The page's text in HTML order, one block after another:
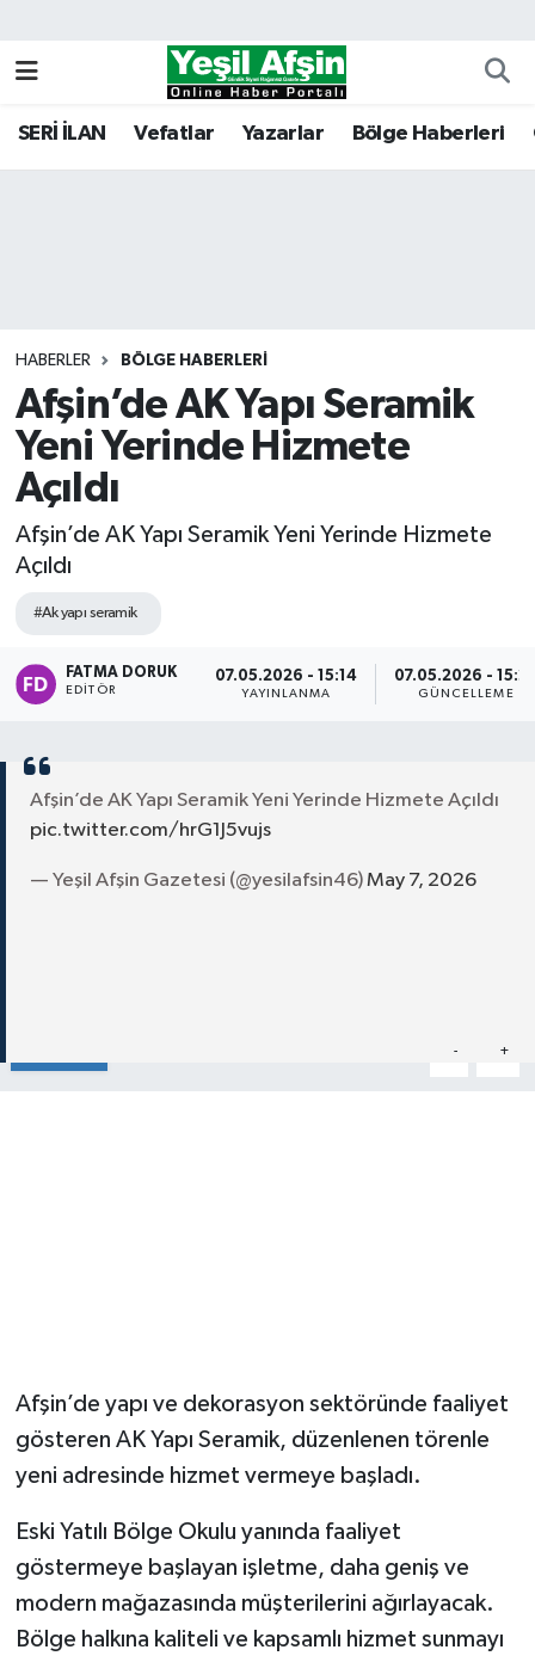
SERİ İLAN Vefatlar Yazarlar Bölge Haberleri
HABERLER BÖLGE HABERLERI
Afşin’de AK Yapı Seramik
Yeni Yerinde Hizmete
Açıldı
Afşin’de AK Yapı Seramik Yeni Yerinde Hizmete
Açıldı
#Ak yapı seramik
FATMA DORUK
EDITÖR
07.05.2026 - 15:14
YAYINLANMA
07.05.2026 -
GÜNCELLEME
Afşin’de AK Yapı Seramik Yeni Yerinde Hizmete Açıldı
pic.twitter.com/hrG1J5vujs
— Yeşil Afşin Gazetesi (@yesilafsin46)May 7, 2026
- +
Afşin’de yapı ve dekorasyon sektöründe faaliyet
gösteren AK Yapı Seramik, düzenlenen törenle
yeni adresinde hizmet vermeye başladı.
Eski Yatılı Bölge Okulu yanında faaliyet
göstermeye başlayan işletme, daha geniş ve
modern mağazasında müşterilerini ağırlayacak.
Bölge halkına kaliteli ve kapsamlı hizmet sunmayı
Kahramanmaraş Nöbetçi Eczaneler
Tüm Manşetler
Son Dakika Haberleri